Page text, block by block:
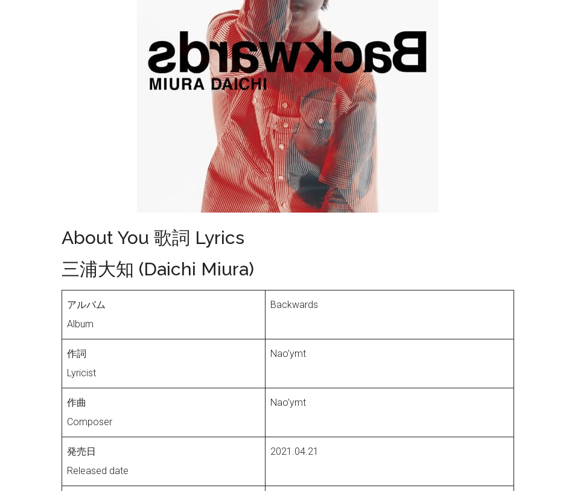
About You 歌詞 Lyrics
三浦大知 (Daichi Miura)
アルバム
Album
Backwards
作詞
Lyricist
Nao’ymt
作曲
Composer
Nao’ymt
発売日
Released date
2021.04.21